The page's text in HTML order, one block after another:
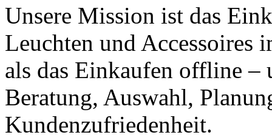
Unsere Mission ist das
Leuchten und Accessoires
als das Einkaufen offline –
Beratung, Auswahl,
Kundenzufriedenheit.